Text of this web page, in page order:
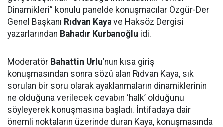
Dinamikleri” konulu panelde konuşmacılar Özgür-Der
Genel Başkanı Rıdvan Kaya ve Haksöz Dergisi
yazarlarından Bahadır Kurbanoğlu idi.
Moderatör Bahattin Urlu’nun kısa giriş
konuşmasından sonra sözü alan Rıdvan Kaya, sık
sorulan bir soru olarak ayaklanmaların dinamiklerinin
ne olduğuna verilecek cevabın ‘halk’ olduğunu
söyleyerek konuşmasına başladı. İntifadaya dair
önemli noktaların üzerinde duran Kaya, konuşmasında